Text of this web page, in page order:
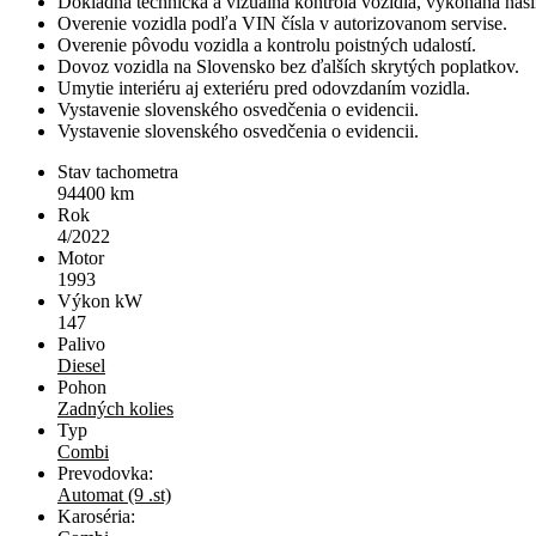
Overenie vozidla podľa VIN čísla v autorizovanom servise.
Overenie pôvodu vozidla a kontrolu poistných udalostí.
Dovoz vozidla na Slovensko bez ďalších skrytých poplatkov.
Umytie interiéru aj exteriéru pred odovzdaním vozidla.
Vystavenie slovenského osvedčenia o evidencii.
Vystavenie slovenského osvedčenia o evidencii.
Stav tachometra
94400 km
Rok
4/2022
Motor
1993
Výkon kW
147
Palivo
Diesel
Pohon
Zadných kolies
Typ
Combi
Prevodovka:
Automat (9 .st)
Karoséria: